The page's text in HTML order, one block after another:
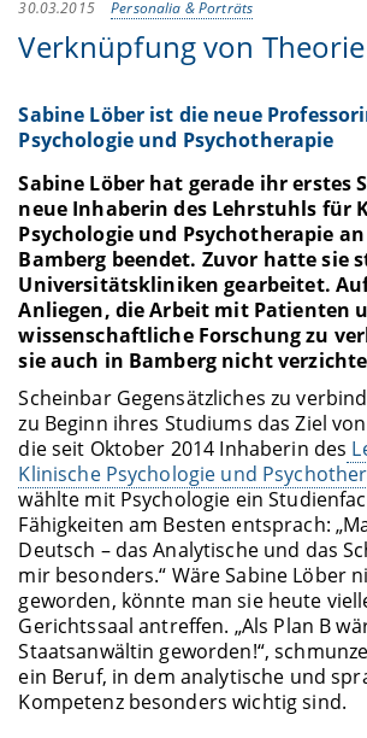
30.03.2015 Personalia & Porträts
Verknüpfung von
Sabine Löber ist die neue
Psychologie und Psychotherapie
Sabine Löber hat gerade ihr erstes
neue Inhaberin des Lehrstuhls für
Psychologie und Psychotherapie
Bamberg beendet. Zuvor hatte sie
Universitätskliniken gearbeitet.
Anliegen, die Arbeit mit Patienten
wissenschaftliche Forschung zu
sie auch in Bamberg nicht
Scheinbar Gegensätzliches zu
zu Beginn ihres Studiums das Ziel
die seit Oktober 2014 Inhaberin des
Klinische Psychologie und
wählte mit Psychologie ein
Fähigkeiten am Besten entsprach:
Deutsch – das Analytische und das
mir besonders.“ Wäre Sabine Löber
geworden, könnte man sie heute
Gerichtssaal antreffen. „Als Plan B
Staatsanwältin geworden!“,
ein Beruf, in dem analytische und
Kompetenz besonders wichtig sind.